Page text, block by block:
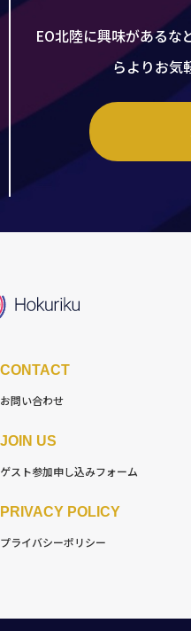
EO北陸に興味があるな
らよりお気
CONTACT
お問い合わせ
JOIN US
ゲスト参加申し込みフォーム
PRIVACY POLICY
プライバシーポリシー